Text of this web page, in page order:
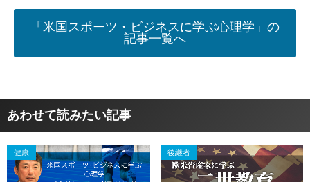
「米国スポーツ・ビジネスに学ぶ心理学」の
記事一覧へ
あわせて読みたい記事
健康 後継者